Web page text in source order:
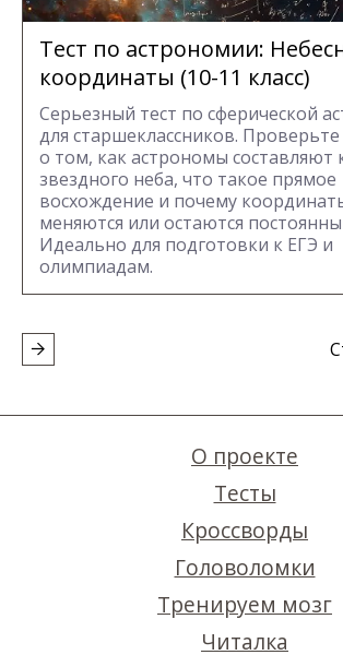
Тест по астрономии:
координаты (10-11 класс)
Серьезный тест по сферической
для старшеклассников.
о том, как астрономы составляют
звездного неба, что такое прямое
восхождение и почему
меняются или остаются
Идеально для подготовки к ЕГЭ и
олимпиадам.
О проекте
Тесты
Кроссворды
Головоломки
Тренируем мозг
Читалка